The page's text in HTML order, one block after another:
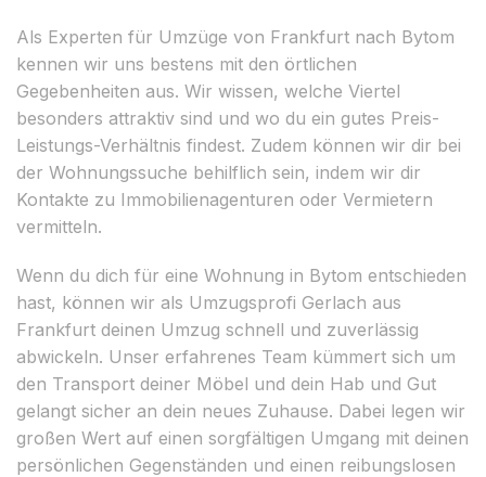
Als Experten für Umzüge von Frankfurt nach Bytom
kennen wir uns bestens mit den örtlichen
Gegebenheiten aus. Wir wissen, welche Viertel
besonders attraktiv sind und wo du ein gutes Preis-
Leistungs-Verhältnis findest. Zudem können wir dir bei
der Wohnungssuche behilflich sein, indem wir dir
Kontakte zu Immobilienagenturen oder Vermietern
vermitteln.
Wenn du dich für eine Wohnung in Bytom entschieden
hast, können wir als Umzugsprofi Gerlach aus
Frankfurt deinen Umzug schnell und zuverlässig
abwickeln. Unser erfahrenes Team kümmert sich um
den Transport deiner Möbel und dein Hab und Gut
gelangt sicher an dein neues Zuhause. Dabei legen wir
großen Wert auf einen sorgfältigen Umgang mit deinen
persönlichen Gegenständen und einen reibungslosen